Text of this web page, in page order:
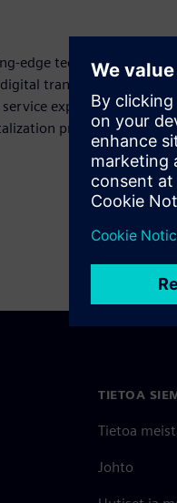
edge technologies but
transformation
experts have
process.
TIETOA
Tietoa
Johto